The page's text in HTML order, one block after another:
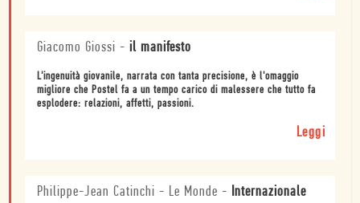
Giacomo Giossi - il manifesto
L'ingenuità giovanile, narrata con tanta precisione, è l'omaggio
migliore che Postel fa a un tempo carico di malessere che tutto fa
esplodere: relazioni, affetti, passioni.
Leggi
Philippe-Jean Catinchi - Le Monde - Internazionale